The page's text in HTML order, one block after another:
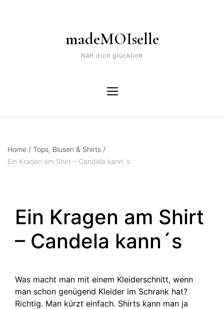
madeMOIselle
Näh dich glücklich
Home / Tops, Blusen & Shirts /
Ein Kragen am Shirt – Candela kann´s
Ein Kragen am Shirt
– Candela kann´s
Was macht man mit einem Kleiderschnitt, wenn
man schon genügend Kleider im Schrank hat?
Richtig. Man kürzt einfach. Shirts kann man ja